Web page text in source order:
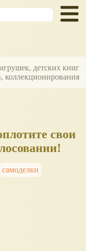
детских книг
коллекционирования
свои
самоделки